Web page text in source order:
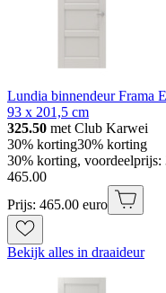
Lundia binnendeur Frama
93 x 201,5 cm
325.50 met Club Karwei
30% korting30% korting
30% korting,
465.00
Prijs: 465.00 euro
Bekijk alles in draaideur